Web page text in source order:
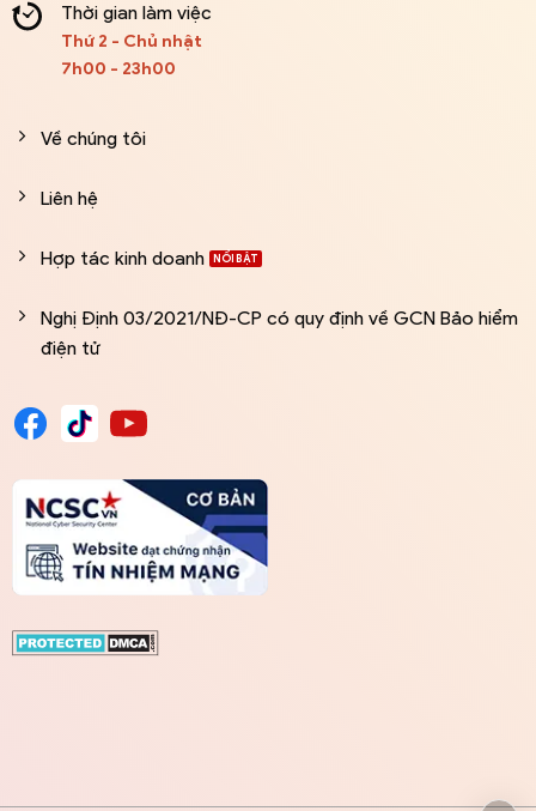
Thời gian làm việc
Thứ 2 - Chủ nhật
7h00 - 23h00
Về chúng tôi
Liên hệ
Hợp tác kinh doanh
Nghị Định 03/2021/NĐ-CP có quy định về GCN Bảo hiểm
điện tử